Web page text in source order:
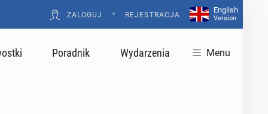
ZALOGUJ • REJESTRACJA
English
Version
Poradnik Wydarzenia Menu